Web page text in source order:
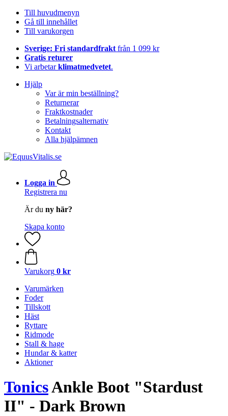
Till huvudmenyn
Gå till innehållet
Till varukorgen
Sverige: Fri standardfrakt från 1 099 kr
Gratis returer
Vi arbetarklimatmedvetet.
Hjälp
Var är min beställning?
Returnerar
Fraktkostnader
Betalningsalternativ
Kontakt
Alla hjälpämnen
Logga in
Registrera nu
Är du ny här?
Skapa konto
Varukorg 0 kr
Varumärken
Foder
Tillskott
Häst
Ryttare
Ridmode
Stall & hage
Hundar & katter
Aktioner
TonicsAnkle Boot "Stardust
II" - Dark Brown